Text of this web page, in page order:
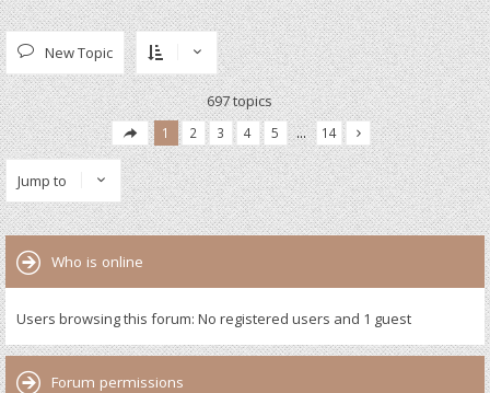
New Topic
697 topics
1 2 3 4 5 … 14
Jump to
Who is online
Users browsing this forum: No registered users and 1 guest
Forum permissions